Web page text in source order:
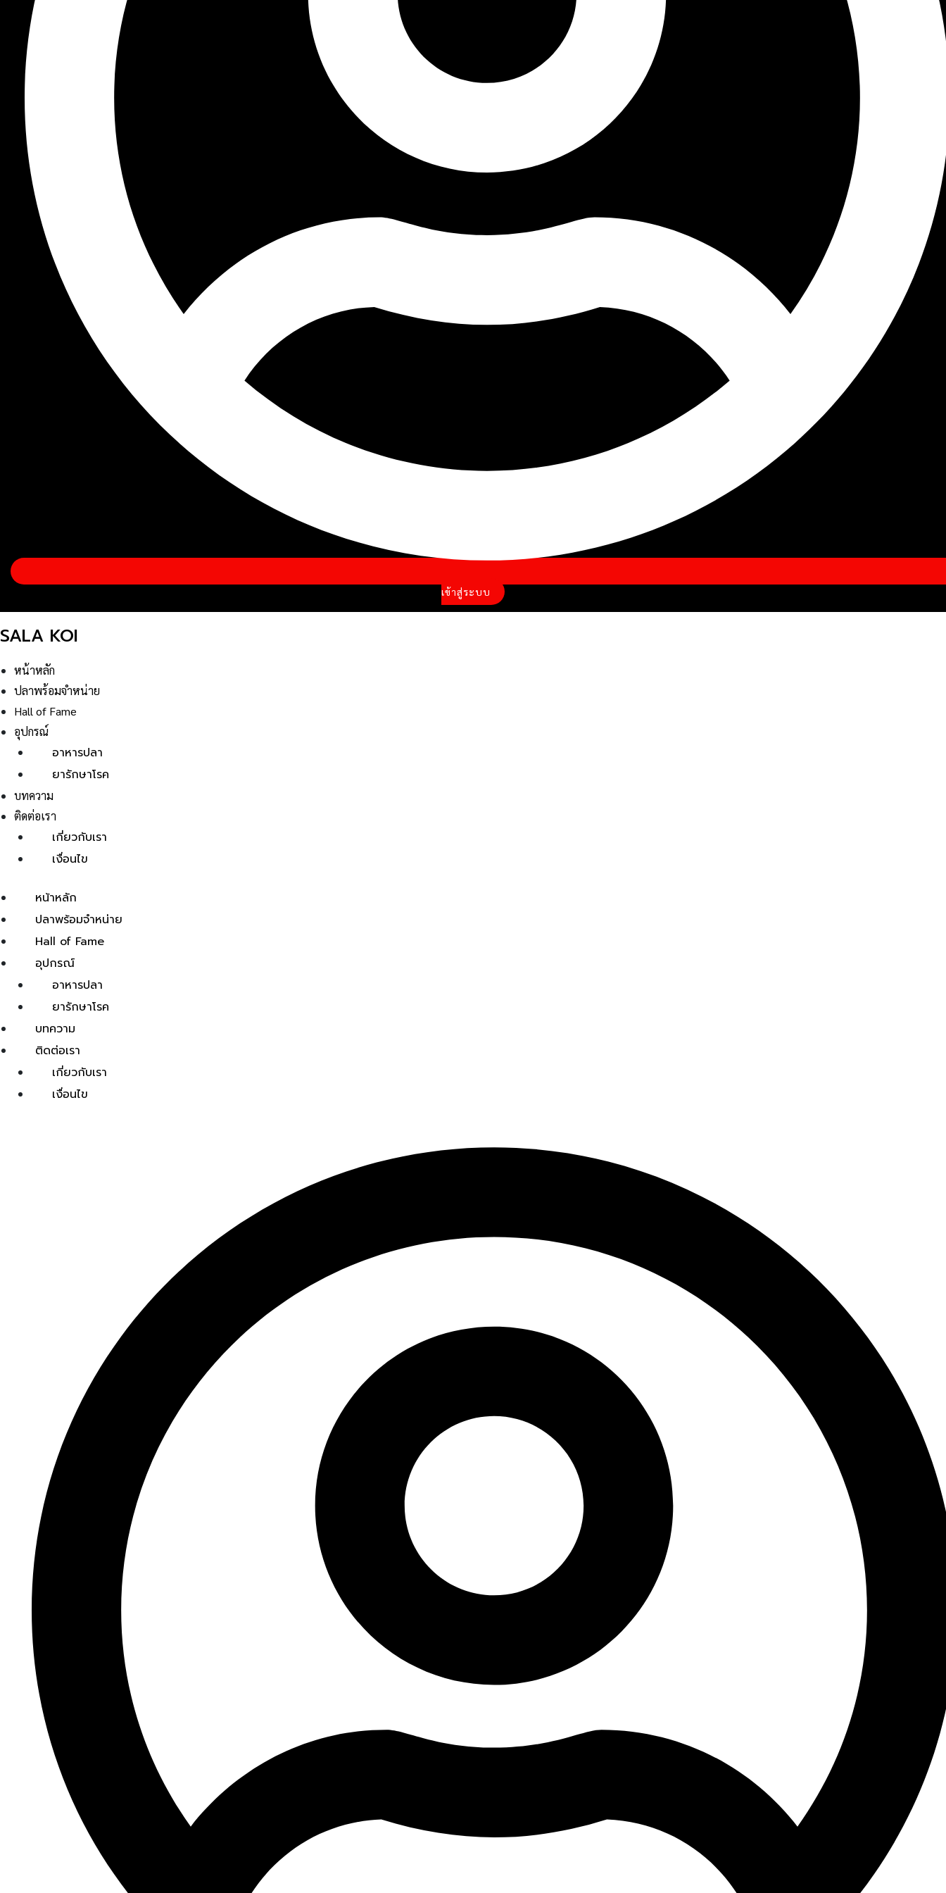
เข้าสู่ระบบ
SALA KOI
หน้าหลัก
ปลาพร้อมจำหน่าย
Hall of Fame
อุปกรณ์
อาหารปลา
ยารักษาโรค
บทความ
ติดต่อเรา
เกี่ยวกับเรา
เงื่อนไข
หน้าหลัก
ปลาพร้อมจำหน่าย
Hall of Fame
อุปกรณ์
อาหารปลา
ยารักษาโรค
บทความ
ติดต่อเรา
เกี่ยวกับเรา
เงื่อนไข